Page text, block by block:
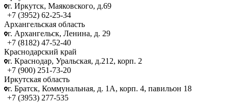
г. Иркутск, Маяковского, д.69
+7 (3952) 62-25-34
Архангельская область
г. Архангельск, Ленина, д. 29
+7 (8182) 47-52-40
Краснодарский край
г. Краснодар, Уральская, д.212, корп. 2
+7 (900) 251-73-20
Иркутская область
г. Братск, Коммунальная, д. 1А, корп. 4, павильон 18
+7 (3953) 277-535